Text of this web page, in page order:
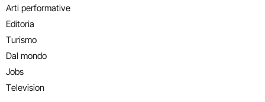
Arti performative
Editoria
Turismo
Dal mondo
Jobs
Television